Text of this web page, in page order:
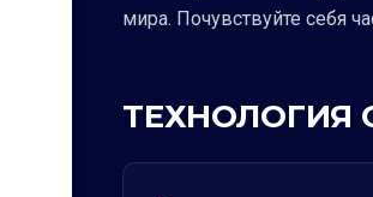
мира. Почувствуйте себя
ТЕХНОЛОГИЯ